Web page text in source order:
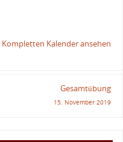
Kompletten Kalender ansehen
Gesamtübung
15. November 2019